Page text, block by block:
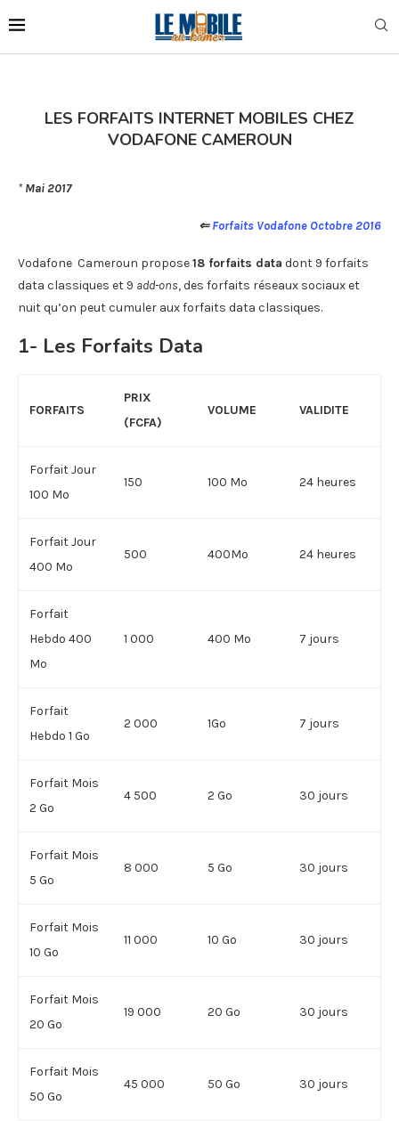
LES FORFAITS INTERNET MOBILES CHEZ
VODAFONE CAMEROUN
* Mai 2017
⇐Forfaits Vodafone Octobre 2016
Vodafone Cameroun propose18 forfaits data dont 9 forfaits
data classiques et 9 add-ons, des forfaits réseaux sociaux et
nuit qu’on peut cumuler aux forfaits data classiques.
1- Les Forfaits Data
FORFAITS
PRIX
(FCFA)
VOLUME VALIDITE
Forfait Jour
100 Mo
150 100 Mo 24 heures
Forfait Jour
400 Mo
500 400Mo 24 heures
Forfait
Hebdo 400
Mo
1 000 400 Mo 7 jours
Forfait
Hebdo 1 Go
2 000 1Go 7 jours
Forfait Mois
2 Go
4 500 2 Go 30 jours
Forfait Mois
5 Go
8 000 5 Go 30 jours
Forfait Mois
10 Go
11 000 10 Go 30 jours
Forfait Mois
20 Go
19 000 20 Go 30 jours
Forfait Mois
50 Go
45 000 50 Go 30 jours